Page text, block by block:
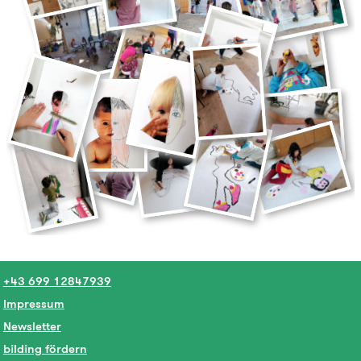
+43 699 12847939
Impressum
Newsletter
bilding fördern